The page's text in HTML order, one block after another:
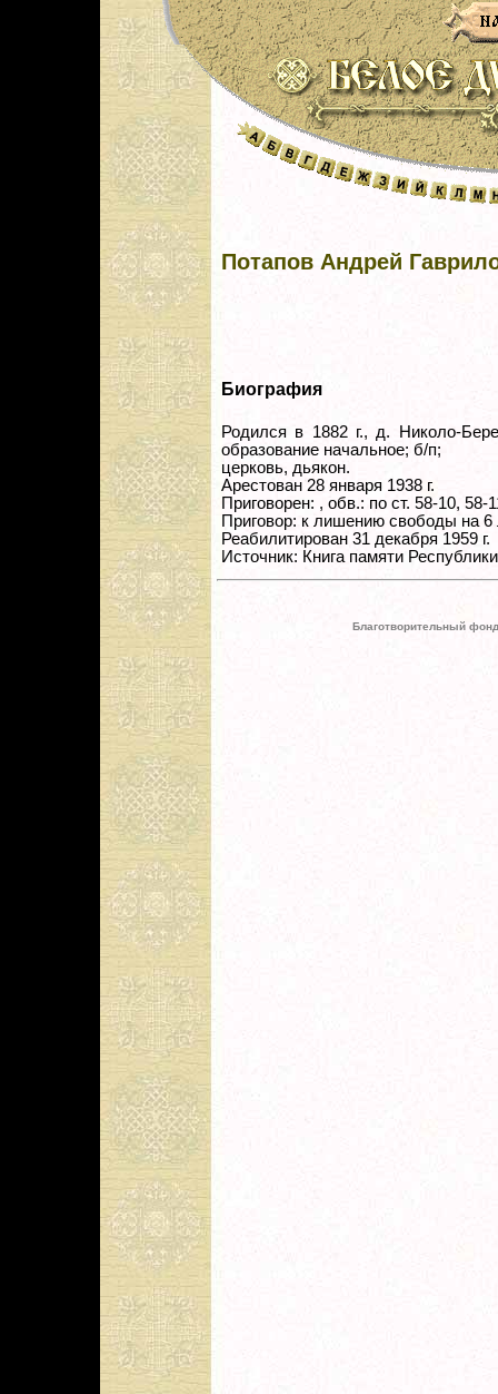
Потапов Андрей
Биография
Родился в 1882 г., д. Николо-
образование начальное; б/п;
церковь, дьякон.
Арестован 28 января 1938 г.
Приговорен: , обв.: по ст. 58-10, 58-
Приговор: к лишению свободы на 6
Реабилитирован 31 декабря 1959 г.
Источник: Книга памяти
Благотворительный